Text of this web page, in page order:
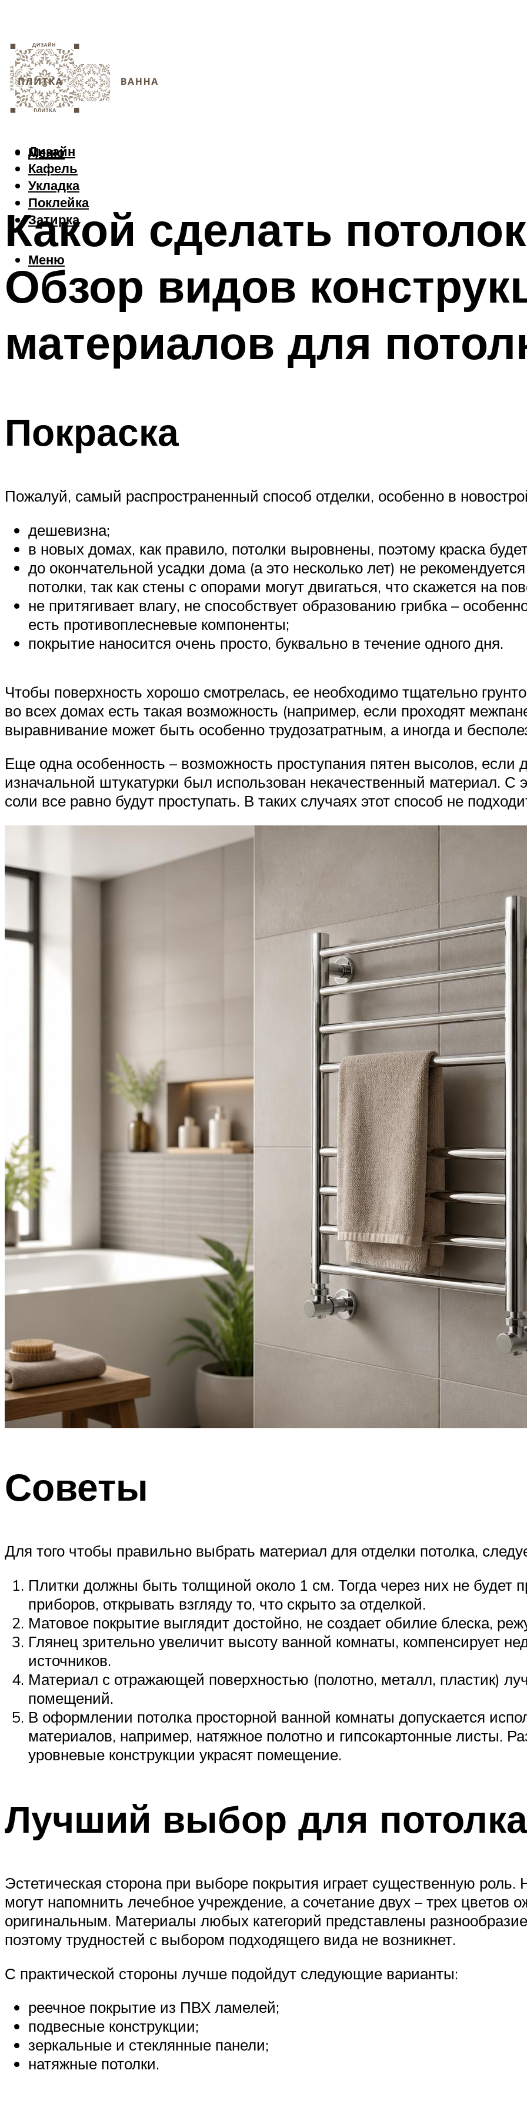
Дизайн
Кафель
Укладка
Поклейка
Затирка
Меню
Меню
Какой сделать
Обзор видов
материалов для
Покраска
Пожалуй, самый распространенный способ отделки, особенно в
дешевизна;
в новых домах, как правило, потолки выровнены, поэтому краска
до окончательной усадки дома (а это несколько лет) не
потолки, так как стены с опорами могут двигаться, что скажется на
не притягивает влагу, не способствует образованию грибка –
есть противоплесневые компоненты;
покрытие наносится очень просто, буквально в течение одного дня.
Чтобы поверхность хорошо смотрелась, ее необходимо тщательно
во всех домах есть такая возможность (например, если проходят
выравнивание может быть особенно трудозатратным, а иногда и
Еще одна особенность – возможность проступания пятен высолов, если
изначальной штукатурки был использован некачественный материал. С
соли все равно будут проступать. В таких случаях этот способ не
Советы
Для того чтобы правильно выбрать материал для отделки потолка,
Плитки должны быть толщиной около 1 см. Тогда через них не будет
приборов, открывать взгляду то, что скрыто за отделкой.
Матовое покрытие выглядит достойно, не создает обилие блеска,
Глянец зрительно увеличит высоту ванной комнаты, компенсирует
источников.
Материал с отражающей поверхностью (полотно, металл, пластик)
помещений.
В оформлении потолка просторной ванной комнаты допускается
материалов, например, натяжное полотно и гипсокартонные листы.
уровневые конструкции украсят помещение.
Лучший выбор для
Эстетическая сторона при выборе покрытия играет существенную
могут напомнить лечебное учреждение, а сочетание двух – трех цветов
оригинальным. Материалы любых категорий представлены
поэтому трудностей с выбором подходящего вида не возникнет.
С практической стороны лучше подойдут следующие варианты:
реечное покрытие из ПВХ ламелей;
подвесные конструкции;
зеркальные и стеклянные панели;
натяжные потолки.